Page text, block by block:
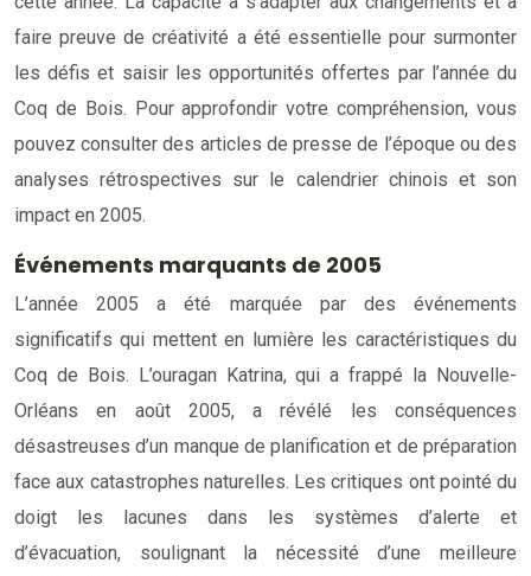
faire preuve de créativité a été essentielle pour surmonter
les défis et saisir les opportunités offertes par l’année du
Coq de Bois. Pour approfondir votre compréhension, vous
pouvez consulter des articles de presse de l’époque ou des
analyses rétrospectives sur le calendrier chinois et son
impact en 2005.
Événements marquants de 2005
L’année 2005 a été marquée par des événements
significatifs qui mettent en lumière les caractéristiques du
Coq de Bois. L’ouragan Katrina, qui a frappé la Nouvelle-
Orléans en août 2005, a révélé les conséquences
désastreuses d’un manque de planification et de préparation
face aux catastrophes naturelles. Les critiques ont pointé du
doigt les lacunes dans les systèmes d’alerte et
d’évacuation, soulignant la nécessité d’une meilleure